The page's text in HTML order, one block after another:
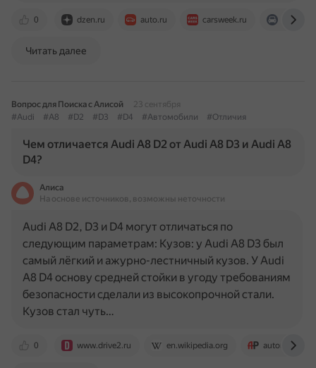
0 dzen.ru auto.ru carsweek.ru
Читать далее
Вопрос для Поиска с Алисой
23 сентября
#Audi
#A8 #D2 #D3 #D4 #Автомобили #Отличия
Чем отличается Audi A8 D2 от Audi A8 D3 и Audi A8
D4?
Алиса
На основе источников, возможны неточности
0 www.drive2.ru en.wikipedia.org autoreview.ru
Audi A8 D2, D3 и D4 могут отличаться по
следующим параметрам: Кузов: у Audi A8 D3 был
самый лёгкий и ажурно-лестничный кузов. У Audi
A8 D4 основу средней стойки в угоду требованиям
безопасности сделали из высокопрочной стали.
Кузов стал чуть…